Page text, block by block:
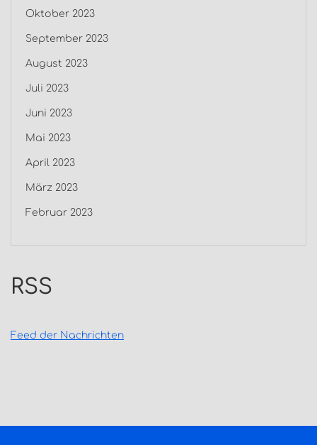
Oktober 2023
September 2023
August 2023
Juli 2023
Juni 2023
Mai 2023
April 2023
März 2023
Februar 2023
RSS
Feed der Nachrichten